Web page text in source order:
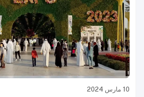
10 مارس 2024